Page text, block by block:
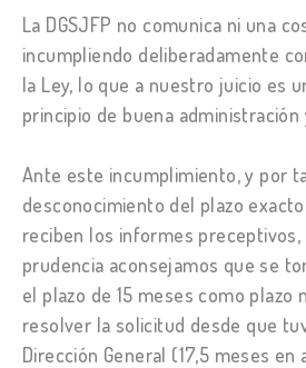
La DGSJFP no comunica ni una
incumpliendo deliberadamente
la Ley, lo que a nuestro juicio es
principio de buena administración
Ante este incumplimiento, y por
desconocimiento del plazo
reciben los informes
prudencia aconsejamos que se
el plazo de 15 meses como plazo
resolver la solicitud desde que
Dirección General (17,5 meses en